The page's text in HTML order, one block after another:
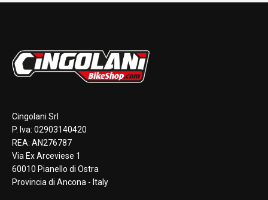
Cingolani Srl
P. Iva: 02903140420
REA: AN276787
Via Ex Arceviese 1
60010 Pianello di Ostra
Provincia di Ancona - Italy